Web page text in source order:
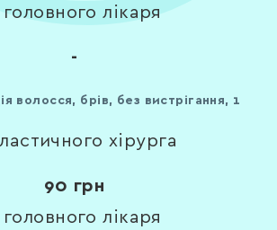
лікаря
-
волосся, брів, без вистрігання, 1
хірурга
90 грн
лікаря